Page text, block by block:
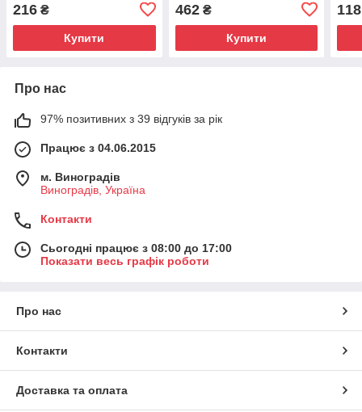
216 ₴
Купити
462₴
Купити
118
Про нас
97% позитивних з 39 відгуків за рік
Працює з 04.06.2015
м. Виноградів
Виноградів, Україна
Контакти
Сьогодні працює з 08:00 до 17:00
Показати весь графік роботи
Про нас
Контакти
Доставка та оплата